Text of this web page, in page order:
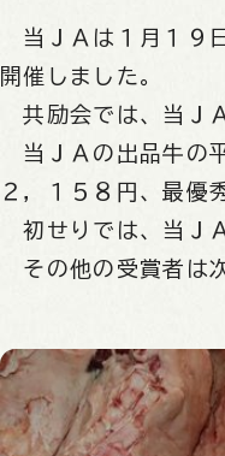
当ＪＡは１月１９
開催しました。
共励会では、当Ｊ
当ＪＡの出品牛の
２，１５８円、最優
初せりでは、当Ｊ
その他の受賞者は